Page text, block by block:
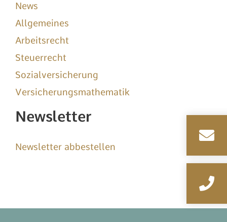
News
Allgemeines
Arbeitsrecht
Steuerrecht
Sozialversicherung
Versicherungsmathematik
Newsletter
Newsletter abbestellen